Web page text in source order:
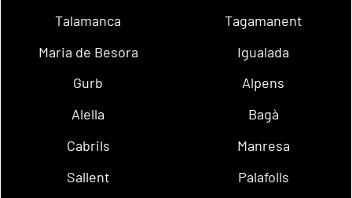
Talamanca
Tagamanent
Maria de Besora
Igualada
Gurb
Alpens
Alella
Bagà
Cabrils
Manresa
Sallent
Palafolls